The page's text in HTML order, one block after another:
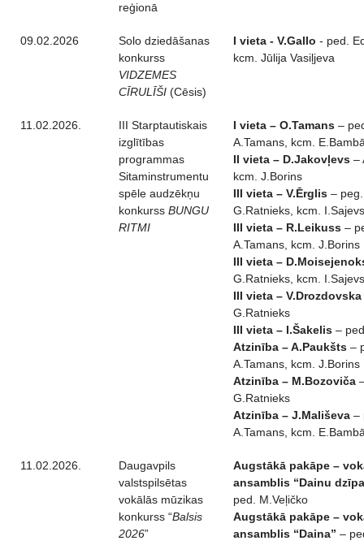
reģionā
09.02.2026
Solo dziedāšanas
konkurss
VIDZEMES
CĪRULĪŠI (Cēsis)
I vieta - V.Gallo - ped.
kcm. Jūlija Vasiļjeva
11.02.2026.
III Starptautiskais
izglītības
programmas
Sitaminstrumentu
spēle audzēkņu
konkurss BUNGU
RITMI
I vieta – O.Tamans –
A.Tamans, kcm.
II vieta – D.Jakovļevs –
kcm. J.Borins
III vieta – V.Ērglis – peg.
G.Ratnieks, kcm.
III vieta – R.Leikuss –
A.Tamans, kcm. J.Borins
III vieta –
G.Ratnieks, kcm.
III vieta – V.Drozdovska
G.Ratnieks
III vieta – I.Šakelis –
Atzinība – A.Paukšts –
A.Tamans, kcm. J.Borins
Atzinība – M.Bozoviča
G.Ratnieks
Atzinība – J.Mališeva –
A.Tamans, kcm.
11.02.2026.
Daugavpils
valstspilsētas
vokālās mūzikas
konkurss “Balsis
2026”
Augstākā pakāpe –
ansamblis “Dainu
ped. M.Veļičko
Augstākā pakāpe –
ansamblis “Daina” –